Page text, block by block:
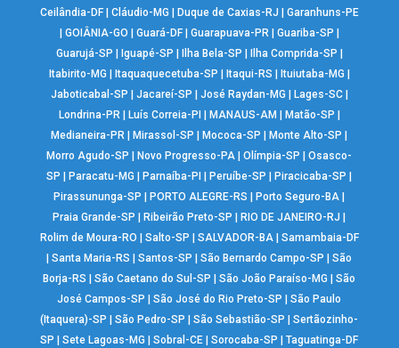
Ceilândia-DF| Cláudio-MG Duque de Caxias-RJ
Garanhuns-PE
GOIÂNIA-GO Guará-DF| Guarapuava-PR| Guariba-SP
Guarujá-SP
Iguapé-SP Ilha Bela-SP Ilha Comprida-SP
Itabirito-MG
Itaquaquecetuba-SP Itaqui-RS Ituiutaba-MG
Jaboticabal-SP
Jacareí-SP José Raydan-MG Lages-SC|
Londrina-PR| Luís Correia-PI MANAUS-AM Matão-SP
Medianeira-PR
Mirassol-SP Mococa-SP Monte Alto-SP
Morro Agudo-SP
Novo Progresso-PA |Olímpia-SP |Osasco-
SP
Paracatu-MG Parnaíba-PI Peruíbe-SP Piracicaba-SP
Pirassununga-SP
PORTO ALEGRE-RS Porto Seguro-BA
Praia Grande-SP
Ribeirão Preto-SP RIO DE JANEIRO-RJ
Rolim de Moura-RO
Salto-SP SALVADOR-BA| Samambaia-DF
|Santa Maria-RS |Santos-SP |São Bernardo Campo-SP |São
Borja-RS
|São Caetano do Sul-SP |São João Paraíso-MG |São
José Campos-SP
|São José do Rio Preto-SP |São Paulo
(Itaquera)-SP
|São Pedro-SP |São Sebastião-SP |Sertãozinho-
SP
|Sete Lagoas-MG |Sobral-CE |Sorocaba-SP |Taguatinga-DF